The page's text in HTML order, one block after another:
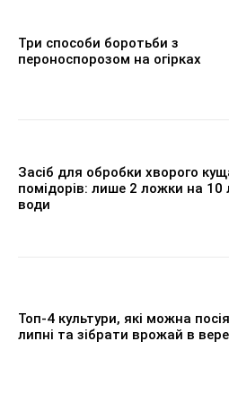
Три способи боротьби з
пероноспорозом на огірках
Засіб для обробки хворого
помідорів: лише 2 ложки на 10
води
Топ-4 культури, які можна
липні та зібрати врожай в